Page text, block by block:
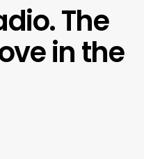
The
in the